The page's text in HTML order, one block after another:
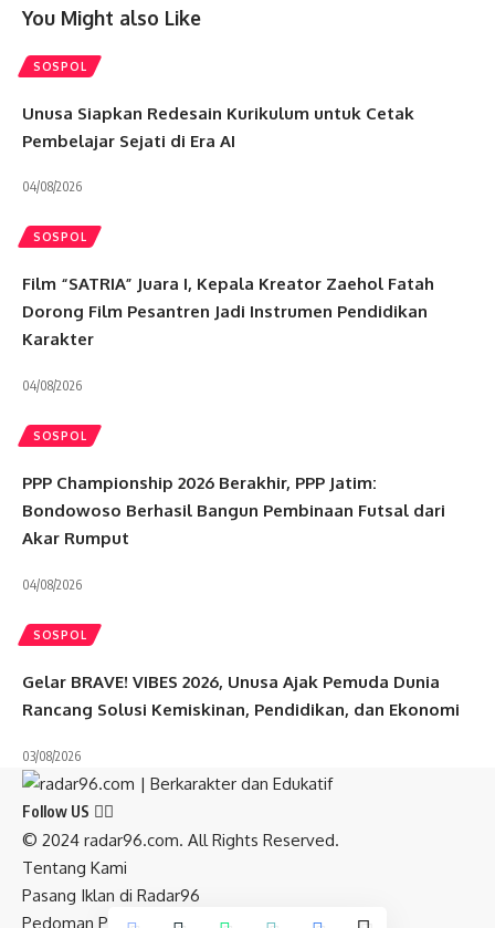
You Might also Like
SOSPOL
Unusa Siapkan Redesain Kurikulum untuk Cetak
Pembelajar Sejati di Era AI
04/08/2026
SOSPOL
Film “SATRIA” Juara I, Kepala Kreator Zaehol Fatah
Dorong Film Pesantren Jadi Instrumen Pendidikan
Karakter
04/08/2026
SOSPOL
PPP Championship 2026 Berakhir, PPP Jatim:
Bondowoso Berhasil Bangun Pembinaan Futsal dari
Akar Rumput
04/08/2026
SOSPOL
Gelar BRAVE! VIBES 2026, Unusa Ajak Pemuda Dunia
Rancang Solusi Kemiskinan, Pendidikan, dan Ekonomi
03/08/2026
Follow US
© 2024 radar96.com. All Rights Reserved.
Tentang Kami
Pasang Iklan di Radar96
Pedoman Pemberitaan Media Siber